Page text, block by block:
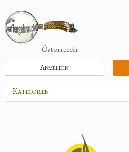
zum
Inhalt
Österreich
Anmelden
Kategorien